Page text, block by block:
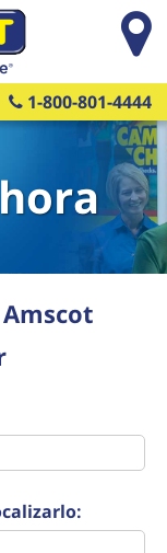
1-800-801-4444